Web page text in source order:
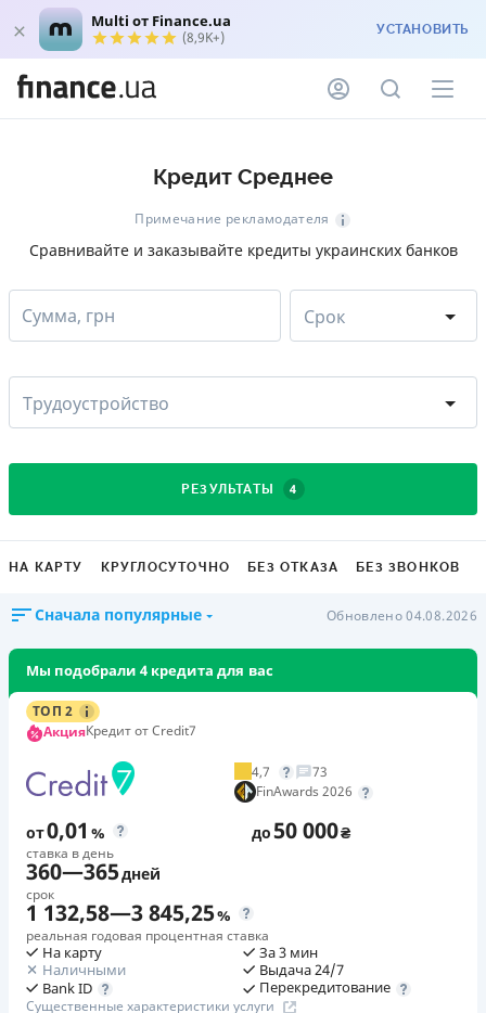
Multi от Finance.ua
(8,9K+) УСТАНОВИТЬ
Кредит Среднее
Примечание рекламодателя
Сравнивайте и заказывайте кредиты украинских банков
Сумма, грн Срок
Трудоустройство
РЕЗУЛЬТАТЫ 4
НА КАРТУ КРУГЛОСУТОЧНО БЕЗ ОТКАЗА БЕЗ ЗВОНКОВ
Сначала популярные Обновлено 04.08.2026
Мы подобрали 4 кредита для вас
ТОП 2
АкцияКредит от Credit7
4,7
73
FinAwards 2026
от0,01 %
ставка в день
до50 000₴
360—365дней
срок
1 132,58—3 845,25%
реальная годовая процентная ставка
На карту
Наличными
Bank ID
За 3 мин
Выдача 24/7
Перекредитование
Существенные характеристики услуги